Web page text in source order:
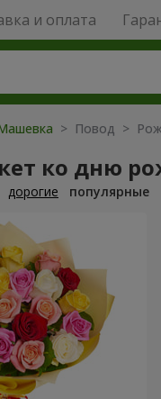
и оплата
> Повод >
ко дню
дорогие популярные